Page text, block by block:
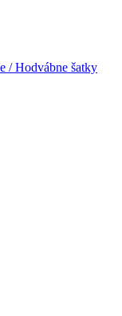
/ Hodvábne šatky